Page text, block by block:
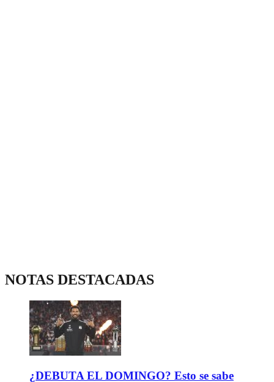
NOTAS DESTACADAS
¿DEBUTA EL DOMINGO? Esto se sabe